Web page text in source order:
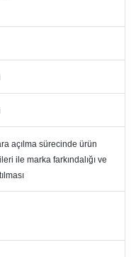
açılma sürecinde ürün
ile marka farkındalığı ve